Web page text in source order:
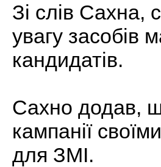
Зі слів Сахна,
увагу засобів
кандидатів.
Сахно додав,
кампанії
для ЗМІ.